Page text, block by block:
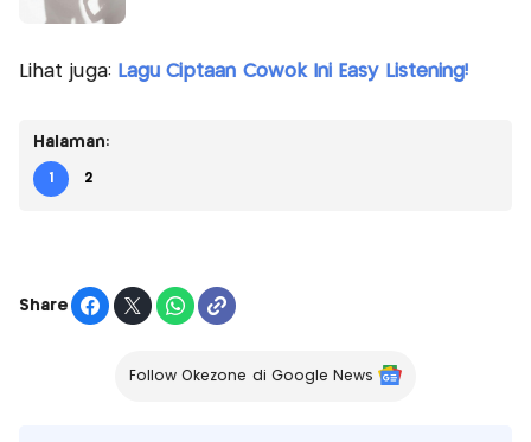
Lihat juga: Lagu Ciptaan Cowok Ini Easy Listening!
Halaman:
1 2
Share
Follow Okezone di Google News